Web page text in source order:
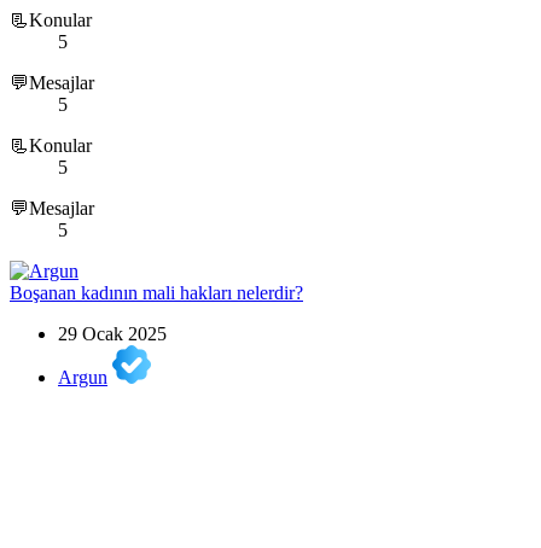
📃Konular
5
💬Mesajlar
5
📃Konular
5
💬Mesajlar
5
Boşanan kadının mali hakları nelerdir?
29 Ocak 2025
Argun